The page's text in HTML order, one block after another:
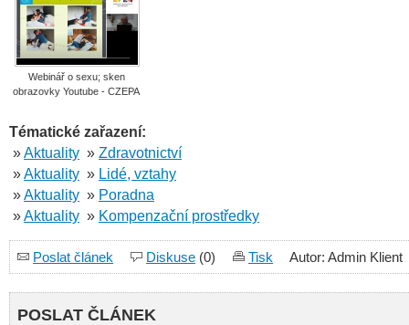
Webinář o sexu; sken
obrazovky Youtube - CZEPA
Tématické zařazení:
»Aktuality » Zdravotnictví
»Aktuality » Lidé, vztahy
»Aktuality » Poradna
»Aktuality » Kompenzační prostředky
Poslat článek Diskuse (0) Tisk Autor: Admin Klient
POSLAT ČLÁNEK